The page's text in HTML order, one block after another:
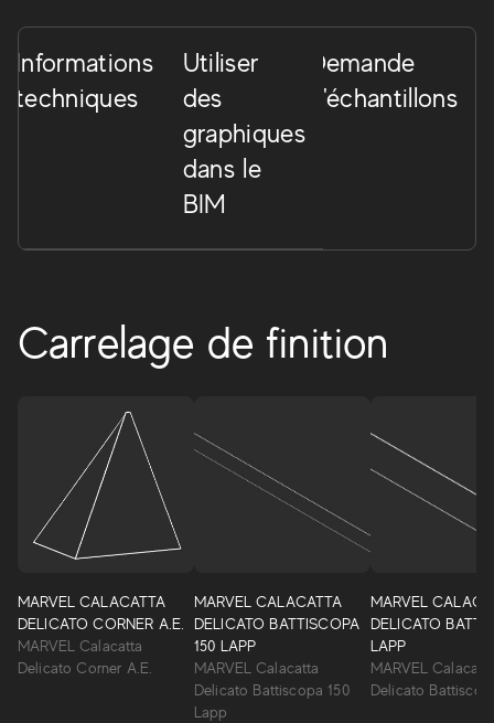
Informations
techniques
Utiliser
des
graphiques
dans le
BIM
Demande
d'échantillons
Carrelage de finition
MARVEL CALACATTA
DELICATO CORNER A.E.
MARVEL Calacatta
Delicato Corner A.E.
MARVEL CALACATTA
DELICATO BATTISCOPA
150 LAPP
MARVEL Calacatta
Delicato Battiscopa 150
Lapp
MARVEL
DELICATO
LAPP
MARVEL
Delicato
Marvel Shine
effet marbre Atlas Concorde avec de nouvelles
inspirations : quatre précieux marbres blancs sélectionnés
directement dans la tradition monumentale italienne et
reproduits avec une précision extrême et un réalisme